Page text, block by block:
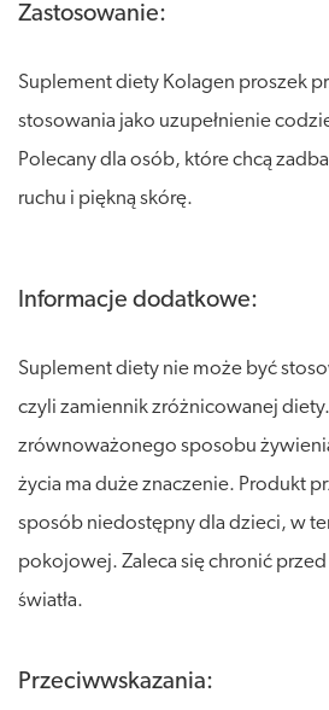
Zastosowanie:
Suplement diety Kolagen proszek
stosowania jako uzupełnienie
Polecany dla osób, które chcą
ruchu i piękną skórę.
Informacje dodatkowe:
Suplement diety nie może być
czyli zamiennik zróżnicowanej
zrównoważonego sposobu
życia ma duże znaczenie. Produkt
sposób niedostępny dla dzieci, w
pokojowej. Zaleca się chronić
światła.
Przeciwwskazania: